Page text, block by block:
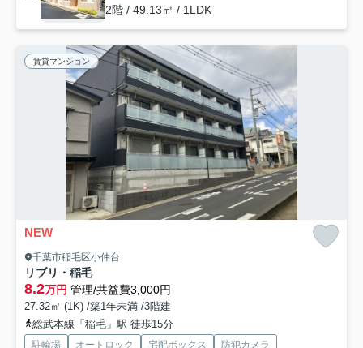
2階 / 49.13㎡ / 1LDK
賃貸マンション
NEW
千葉市稲毛区小仲台
リブリ・稲毛
8.2万円 管理/共益費3,000円
27.32㎡ (1K) /築1年未満 /3階建
総武本線「稲毛」駅 徒歩15分
駐輪場 オートロック 宅配ボックス 防犯カメラ